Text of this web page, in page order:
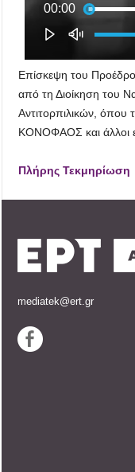
Επίσκεψη του
από τη Διοίκηση του
Αντιτορπιλικών,
ΚΟΝΟΦΑΟΣ και άλλοι
Πλήρης Τεκμηρίωση
mediatek@ert.gr